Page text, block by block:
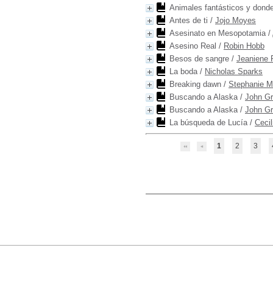
Animales fantásticos y
Antes de ti / Jojo Moyes
Asesinato en Mesopotamia/
Asesino Real / Robin Hobb
Besos de sangre / Jeaniene
La boda/ Nicholas Sparks
Breaking dawn / Stephanie
Buscando a Alaska/ John
Buscando a Alaska/ John
La búsqueda de Lucía/
1 2 3